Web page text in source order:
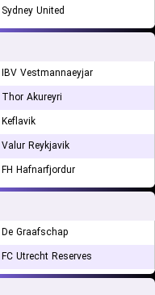
Sydney United
IBV Vestmannaeyjar
Thor Akureyri
Keflavik
Valur Reykjavik
FH Hafnarfjordur
De Graafschap
FC Utrecht Reserves